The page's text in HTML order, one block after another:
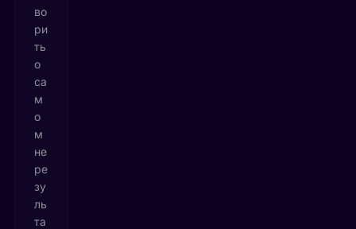
во
ри
ть
о
са
м
о
м
не
ре
зу
ль
та